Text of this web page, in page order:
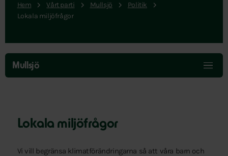
Hem Vårt parti Mullsjö
Politik
Lokala miljöfrågor
Hoppa
över
menyn
Mullsjö
Lokala miljöfrågor
Vi vill begränsa klimatförändringarna så att våra barn och